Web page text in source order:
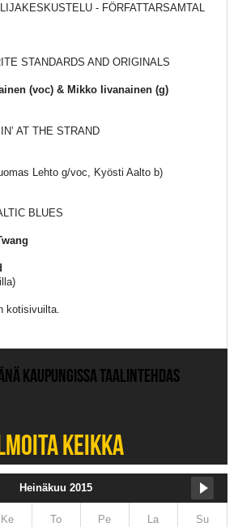
- FÖRFATTARSAMTAL
STANDARDS AND ORIGINALS
(voc) & Mikko Iivanainen (g)
AT THE STRAND
Lehto g/voc, Kyösti Aalto b)
BLUES
kotisivuilta.
KAUPUNGISSA TAALINTEHDAS
KEIKKA
Heinäkuu 2015
Ke To Pe La Su